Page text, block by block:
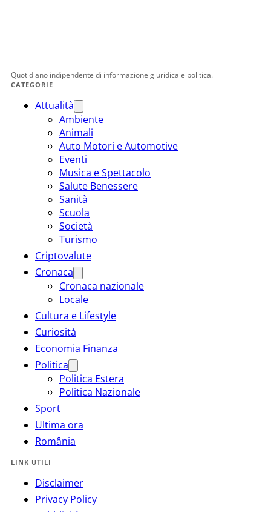
Quotidiano indipendente di informazione giuridica e politica.
CATEGORIE
Attualità
Ambiente
Animali
Auto Motori e Automotive
Eventi
Musica e Spettacolo
Salute Benessere
Sanità
Scuola
Società
Turismo
Criptovalute
Cronaca
Cronaca nazionale
Locale
Cultura e Lifestyle
Curiosità
Economia Finanza
Politica
Politica Estera
Politica Nazionale
Sport
Ultima ora
România
LINK UTILI
Disclaimer
Privacy Policy